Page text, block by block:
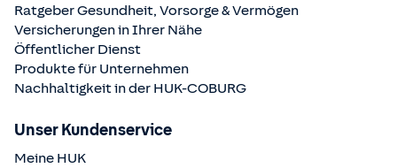
Ratgeber Gesundheit, Vorsorge & Vermögen
Versicherungen in Ihrer Nähe
Öffentlicher Dienst
Produkte für Unternehmen
Nachhaltigkeit in der HUK-COBURG
Unser Kundenservice
Meine HUK